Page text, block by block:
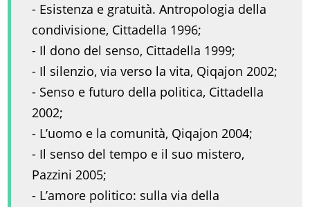
- Esistenza e gratuità. Antropologia della
condivisione, Cittadella 1996;
- Il dono del senso, Cittadella 1999;
- Il silenzio, via verso la vita, Qiqajon 2002;
- Senso e futuro della politica, Cittadella
2002;
- L’uomo e la comunità, Qiqajon 2004;
- Il senso del tempo e il suo mistero,
Pazzini 2005;
- L’amore politico: sulla via della